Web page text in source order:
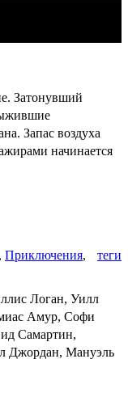
Затонувший
Запас воздуха
начинается
, Приключения,
теги
Логан, Уилл
Амур, Софи
Самартин,
Джордан, Мануэль